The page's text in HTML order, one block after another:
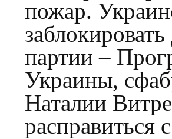
пожар.
партии –
Украины,
Наталии
расправиться